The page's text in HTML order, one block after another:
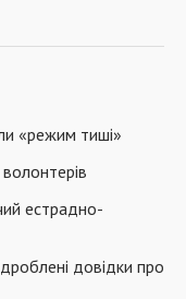
«режим тиші»
естрадно-
довідки про